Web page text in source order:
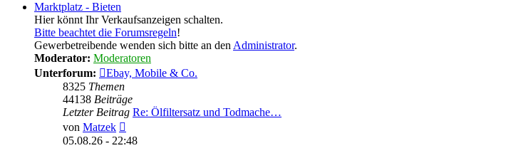
Marktplatz - Bieten
Hier könnt Ihr Verkaufsanzeigen schalten.
Bitte beachtet die Forumsregeln!
Gewerbetreibende wenden sich bitte an den Administrator.
Moderator: Moderatoren
Unterforum:
Ebay, Mobile & Co.
8325 Themen
44138 Beiträge
Letzter Beitrag Re: Ölfiltersatz und Todmache…
von Matzek
Beitrag
05.08.26 - 22:48